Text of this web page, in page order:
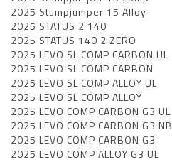
2025 Stumpjumper 15 Alloy
2025 STATUS 2 140
2025 STATUS 140 2 ZERO
2025 LEVO SL COMP CARBON UL
2025 LEVO SL COMP CARBON
2025 LEVO SL COMP ALLOY UL
2025 LEVO SL COMP ALLOY
2025 LEVO COMP CARBON G3 UL
2025 LEVO COMP CARBON G3 NB
2025 LEVO COMP CARBON G3
2025 LEVO COMP ALLOY G3 UL